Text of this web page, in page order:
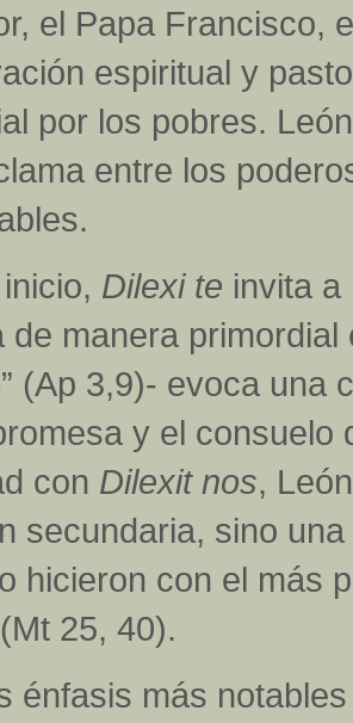
el Papa Francisco,
espiritual y
por los pobres.
entre los
Dilexi te invita
de manera
(Ap 3,9)- evoca una
y el consuelo
con Dilexit nos,
secundaria, sino
hicieron con el más
25, 40).
énfasis más